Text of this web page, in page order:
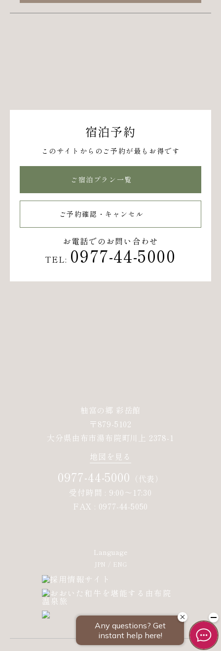
宿泊予約
このサイトからのご予約が最もお得です
ご宿泊プラン一覧
ご予約確認・キャンセル
お電話でのお問い合わせ
TEL: 0977-44-5000
柚富の郷 彩岳館
〒879-5102
大分県由布市湯布院町川上 2378-1
地図を見る
0977-44-5000 （代表）
受付時間 : 9:00～17:30
FAX : 0977-44-5050
Language
JPN ENG